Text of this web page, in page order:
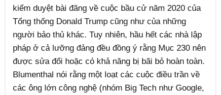
kiểm duyệt bài đăng về cuộc bầu cử năm 2020 của
Tổng thống Donald Trump cũng như của những
người bảo thủ khác. Tuy nhiên, hầu hết các nhà lập
pháp ở cả lưỡng đảng đều đồng ý rằng Mục 230 nên
được sửa đổi hoặc có khả năng bị bãi bỏ hoàn toàn.
Blumenthal nói rằng một loạt các cuộc điều trần về
các ông lớn công nghệ (nhóm Big Tech như Google,